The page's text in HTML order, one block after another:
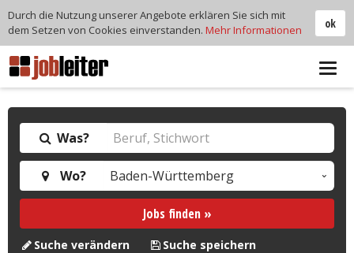
Was?
Wo?
Jobs finden »
Suche verändern Suche speichern
ok
Durch die Nutzung unserer Angebote erklären Sie sich mit
dem Setzen von Cookies einverstanden. Mehr Informationen